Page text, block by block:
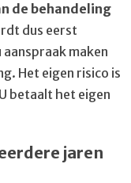
de behandeling
dus eerst
maken
Het eigen risico is
betaalt het eigen
jaren